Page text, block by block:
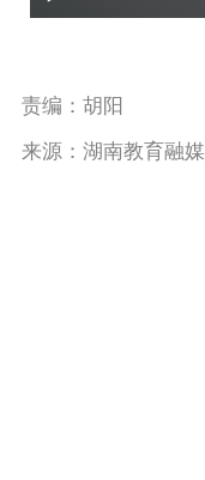
责编：胡阳
来源：湖南教育融媒